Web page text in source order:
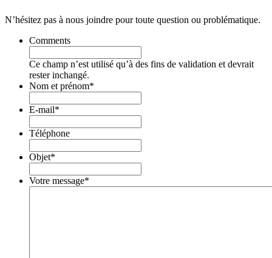
N’hésitez pas à nous joindre pour toute question ou problématique.
Comments
Ce champ n’est utilisé qu’à des fins de validation et devrait
rester inchangé.
Nom et prénom*
E-mail*
Téléphone
Objet*
Votre message*